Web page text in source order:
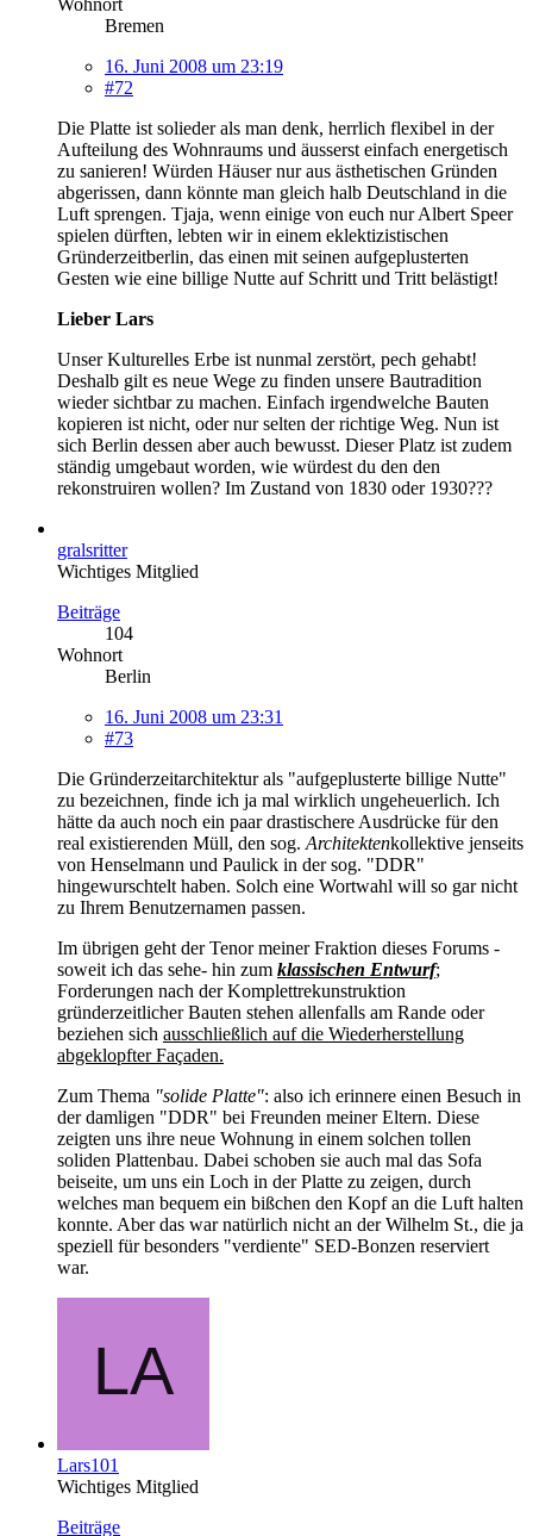
Bremen
16. Juni 2008 um 23:19
#72
Die Platte ist solieder als man denk, herrlich flexibel in der
Aufteilung des Wohnraums und äusserst einfach energetisch
zu sanieren! Würden Häuser nur aus ästhetischen Gründen
abgerissen, dann könnte man gleich halb Deutschland in die
Luft sprengen. Tjaja, wenn einige von euch nur Albert Speer
spielen dürften, lebten wir in einem eklektizistischen
Gründerzeitberlin, das einen mit seinen aufgeplusterten
Gesten wie eine billige Nutte auf Schritt und Tritt belästigt!
Lieber Lars
Unser Kulturelles Erbe ist nunmal zerstört, pech gehabt!
Deshalb gilt es neue Wege zu finden unsere Bautradition
wieder sichtbar zu machen. Einfach irgendwelche Bauten
kopieren ist nicht, oder nur selten der richtige Weg. Nun ist
sich Berlin dessen aber auch bewusst. Dieser Platz ist zudem
ständig umgebaut worden, wie würdest du den den
rekonstruiren wollen? Im Zustand von 1830 oder 1930???
gralsritter
Wichtiges Mitglied
Beiträge
104
Wohnort
Berlin
16. Juni 2008 um 23:31
#73
Die Gründerzeitarchitektur als "aufgeplusterte billige Nutte"
zu bezeichnen, finde ich ja mal wirklich ungeheuerlich. Ich
hätte da auch noch ein paar drastischere Ausdrücke für den
real existierenden Müll, den sog. Architektenkollektive jenseits
von Henselmann und Paulick in der sog. "DDR"
hingewurschtelt haben. Solch eine Wortwahl will so gar nicht
zu Ihrem Benutzernamen passen.
Im übrigen geht der Tenor meiner Fraktion dieses Forums -
soweit ich das sehe- hin zum klassischen Entwurf;
Forderungen nach der Komplettrekunstruktion
gründerzeitlicher Bauten stehen allenfalls am Rande oder
beziehen sich ausschließlich auf die Wiederherstellung
abgeklopfter Façaden.
Zum Thema "solide Platte": also ich erinnere einen Besuch in
der damligen "DDR" bei Freunden meiner Eltern. Diese
zeigten uns ihre neue Wohnung in einem solchen tollen
soliden Plattenbau. Dabei schoben sie auch mal das Sofa
beiseite, um uns ein Loch in der Platte zu zeigen, durch
welches man bequem ein bißchen den Kopf an die Luft halten
konnte. Aber das war natürlich nicht an der Wilhelm St., die ja
speziell für besonders "verdiente" SED-Bonzen reserviert
war.
Lars101
Wichtiges Mitglied
Beiträge